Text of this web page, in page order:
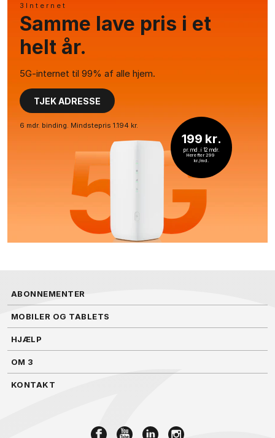
199 kr.
pr. md. i 12 mdr.
Herefter 299
kr./md.
3Internet
Samme lave pris i et
helt år.
5G-internet til 99% af alle hjem.
TJEK ADRESSE
6 mdr. binding. Mindstepris 1.194 kr.
ABONNEMENTER
MOBILER OG TABLETS
HJÆLP
OM 3
KONTAKT